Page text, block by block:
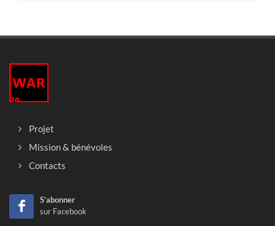
Projet
Mission & bénévoles
Contacts
S'abonner
sur Facebook